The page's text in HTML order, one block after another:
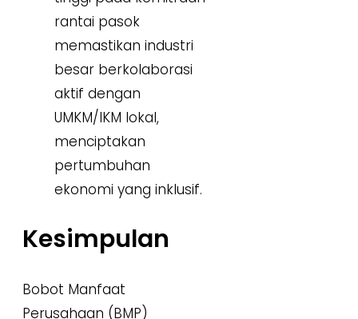
rantai pasok
memastikan industri
besar berkolaborasi
aktif dengan
UMKM/IKM lokal,
menciptakan
pertumbuhan
ekonomi yang inklusif.
Kesimpulan
Bobot Manfaat
Perusahaan (BMP)